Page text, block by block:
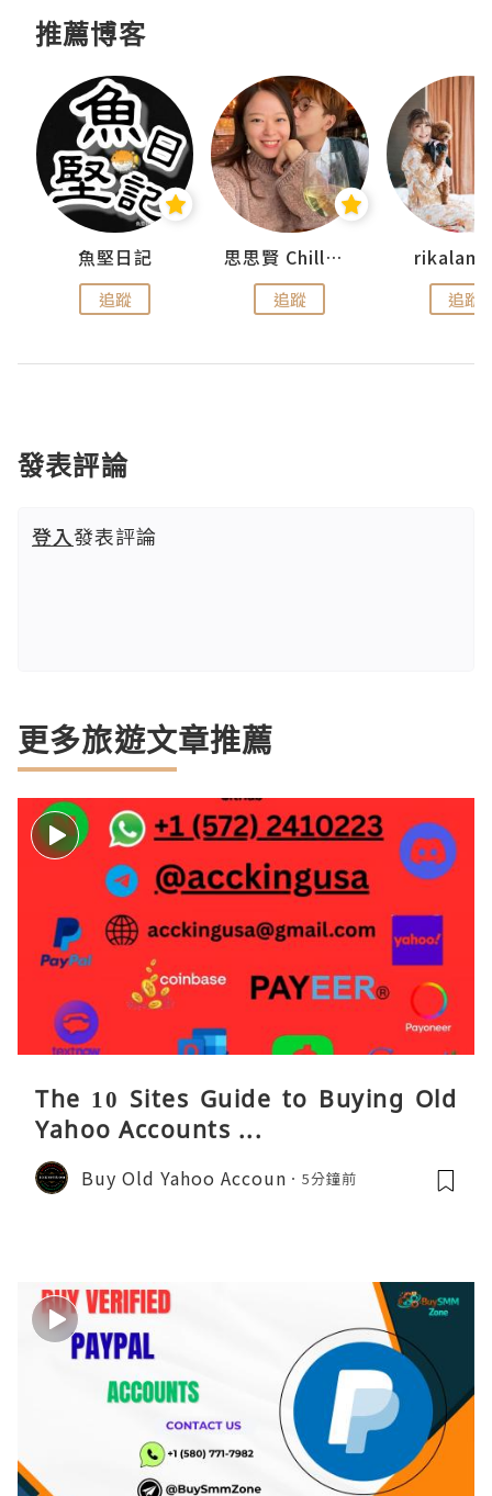
推薦博客
魚堅日記
追蹤
思思賢 ChillMyBabe
追蹤 追蹤
發表評論
登入發表評論
更多旅遊文章推薦
The 10 Sites Guide to Buying Old
Yahoo Accounts ...
Buy Old Yahoo Accoun 5分鐘前